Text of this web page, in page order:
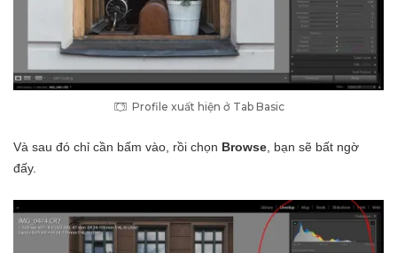
Profile xuất hiện ở Tab Basic
Và sau đó chỉ cần bấm vào, rồi chọn Browse , bạn sẽ bất ngờ
đấy.